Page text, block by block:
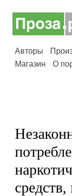
Авторы
Магазин
О